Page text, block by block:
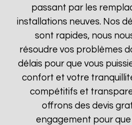
passant par les
installations neuves. Nos
sont rapides, nous
résoudre vos problèmes
délais pour que vous
confort et votre
compétitifs et
offrons des devis
engagement pour que